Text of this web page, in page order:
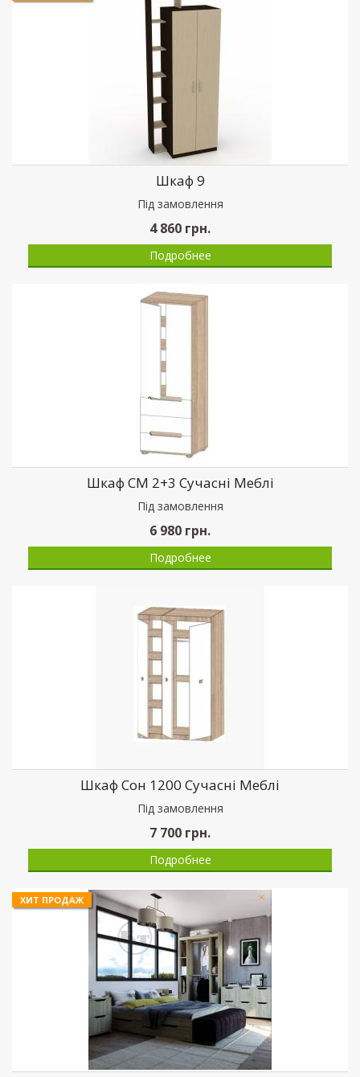
Шкаф 9
Пiд замовлення
4 860 грн.
Подробнее
Шкаф СМ 2+3 Сучасні Меблі
Пiд замовлення
6 980 грн.
Подробнее
Шкаф Сон 1200 Сучасні Меблі
Пiд замовлення
7 700 грн.
Подробнее
ХИТ ПРОДАЖ